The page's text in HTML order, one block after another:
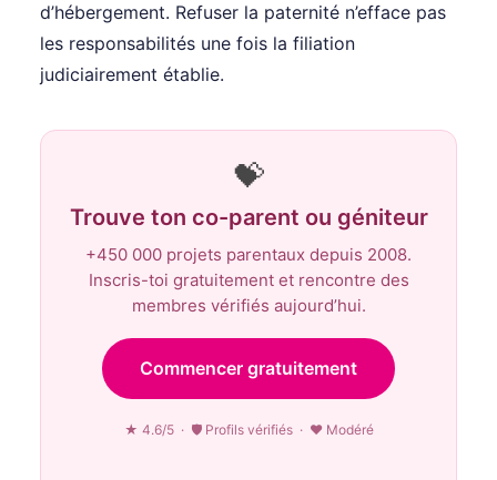
d’hébergement. Refuser la paternité n’efface pas
les responsabilités une fois la filiation
judiciairement établie.
💝
Trouve ton co-parent ou géniteur
+450 000 projets parentaux depuis 2008.
Inscris-toi gratuitement et rencontre des
membres vérifiés aujourd’hui.
Commencer gratuitement
★ 4.6/5 · 🛡 Profils vérifiés · ♥ Modéré